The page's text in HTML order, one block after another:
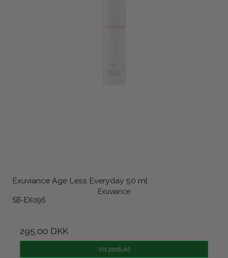
Exuviance Age Less Everyday 50 ml
Exuviance
SB-EX096
295,00 DKK
Vis produkt